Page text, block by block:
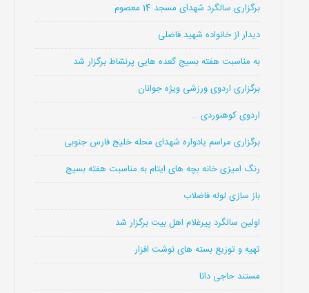
برگزاری سالگرد شهدای مسجد 14 معصوم
دیدار از خانواده شهید فاضلی
به مناسبت هفته بسیج گعده هایی پرنشاط برگزار شد
برگزاری اردوی ورزشی ویژه جوانان
اردوی کوهنوردی …
برگزاری مراسم یادواره شهدای محله خلیج فارس جنوبی
رنگ امیزی خانه بچه های ایتام به مناسبت هفته بسیج
باز سازی لوله فاضلاب
اولین سالگرد پیرغلام اهل بیت برگزار شد
تهیه و توزیع بسته های نوشت افزار
مستند حاجی دانا